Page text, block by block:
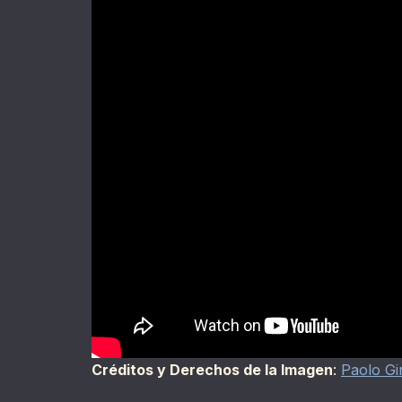
Créditos y Derechos de la Imagen: Paolo